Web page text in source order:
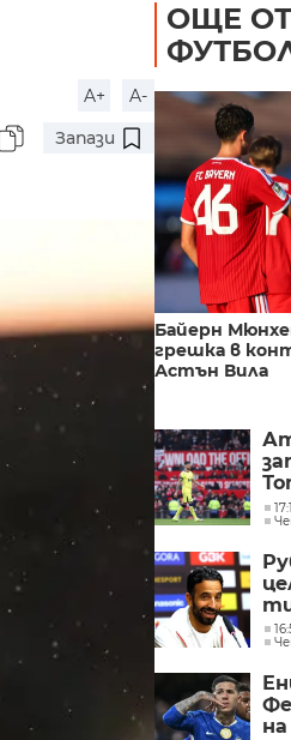
A+
A-
Запази
ОЩЕ
Байерн
грешка в
Астън Вила